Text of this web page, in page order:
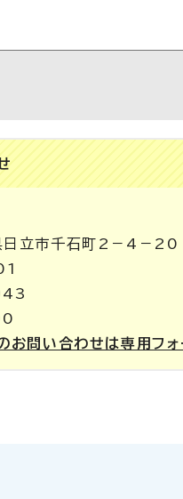
立市千石町2－4－20
問い合わせは専用フォ